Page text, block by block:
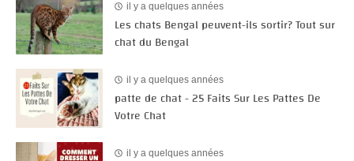
il y a quelques années
Les chats Bengal peuvent-ils sortir? Tout sur
chat du Bengal
il y a quelques années
patte de chat - 25 Faits Sur Les Pattes De
Votre Chat
il y a quelques années